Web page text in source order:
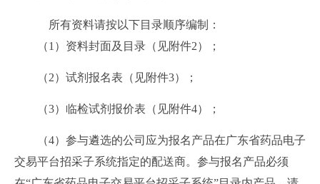
所有资料请按以下目录顺序编制：
（1）资料封面及目录（见附件2）；
（2）试剂报名表（见附件3）；
（3）临检试剂报价表（见附件4）；
（4）参与遴选的公司应为报名产品在广东省药品电子
交易平台招采子系统指定的配送商。参与报名产品必须